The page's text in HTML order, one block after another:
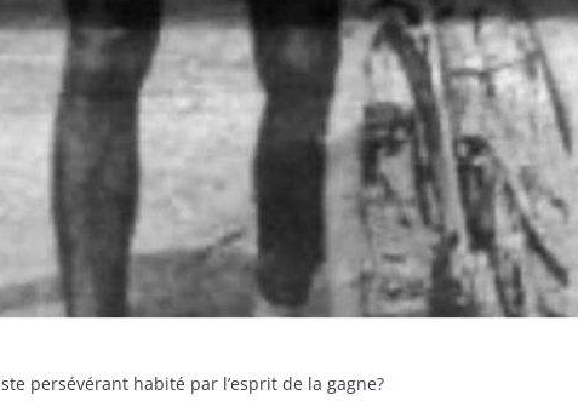
persévérant habité par l’esprit de la gagne?